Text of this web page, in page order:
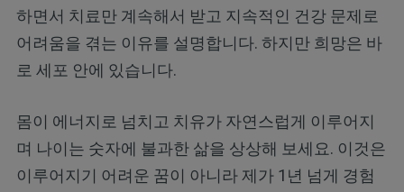
하면서 치료만 계속해서 받고 지속적인 건강 문제로
어려움을 겪는 이유를 설명합니다. 하지만 희망은 바
로 세포 안에 있습니다.
몸이 에너지로 넘치고 치유가 자연스럽게 이루어지
며 나이는 숫자에 불과한 삶을 상상해 보세요. 이것은
이루어지기 어려운 꿈이 아니라 제가 1년 넘게 경험